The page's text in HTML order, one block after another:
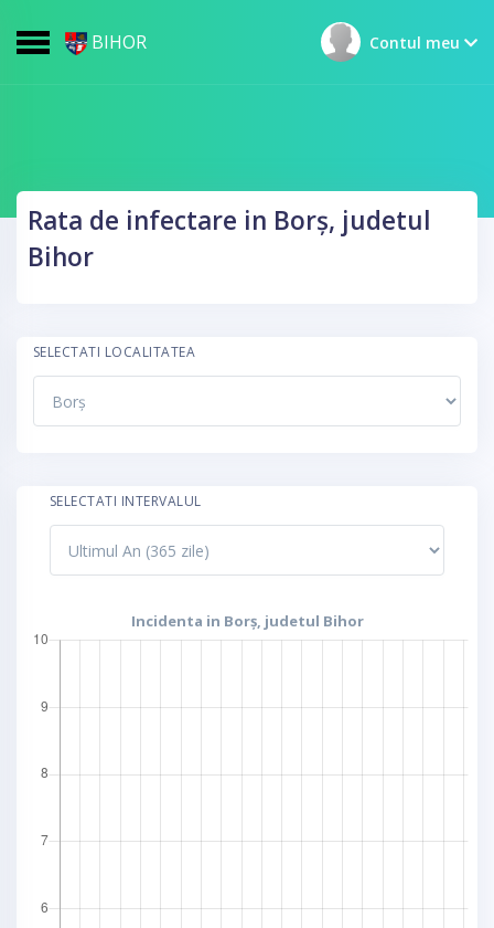
BIHOR Contul meu
Rata de infectare in Borș, judetul
Bihor
SELECTATI LOCALITATEA
SELECTATI INTERVALUL